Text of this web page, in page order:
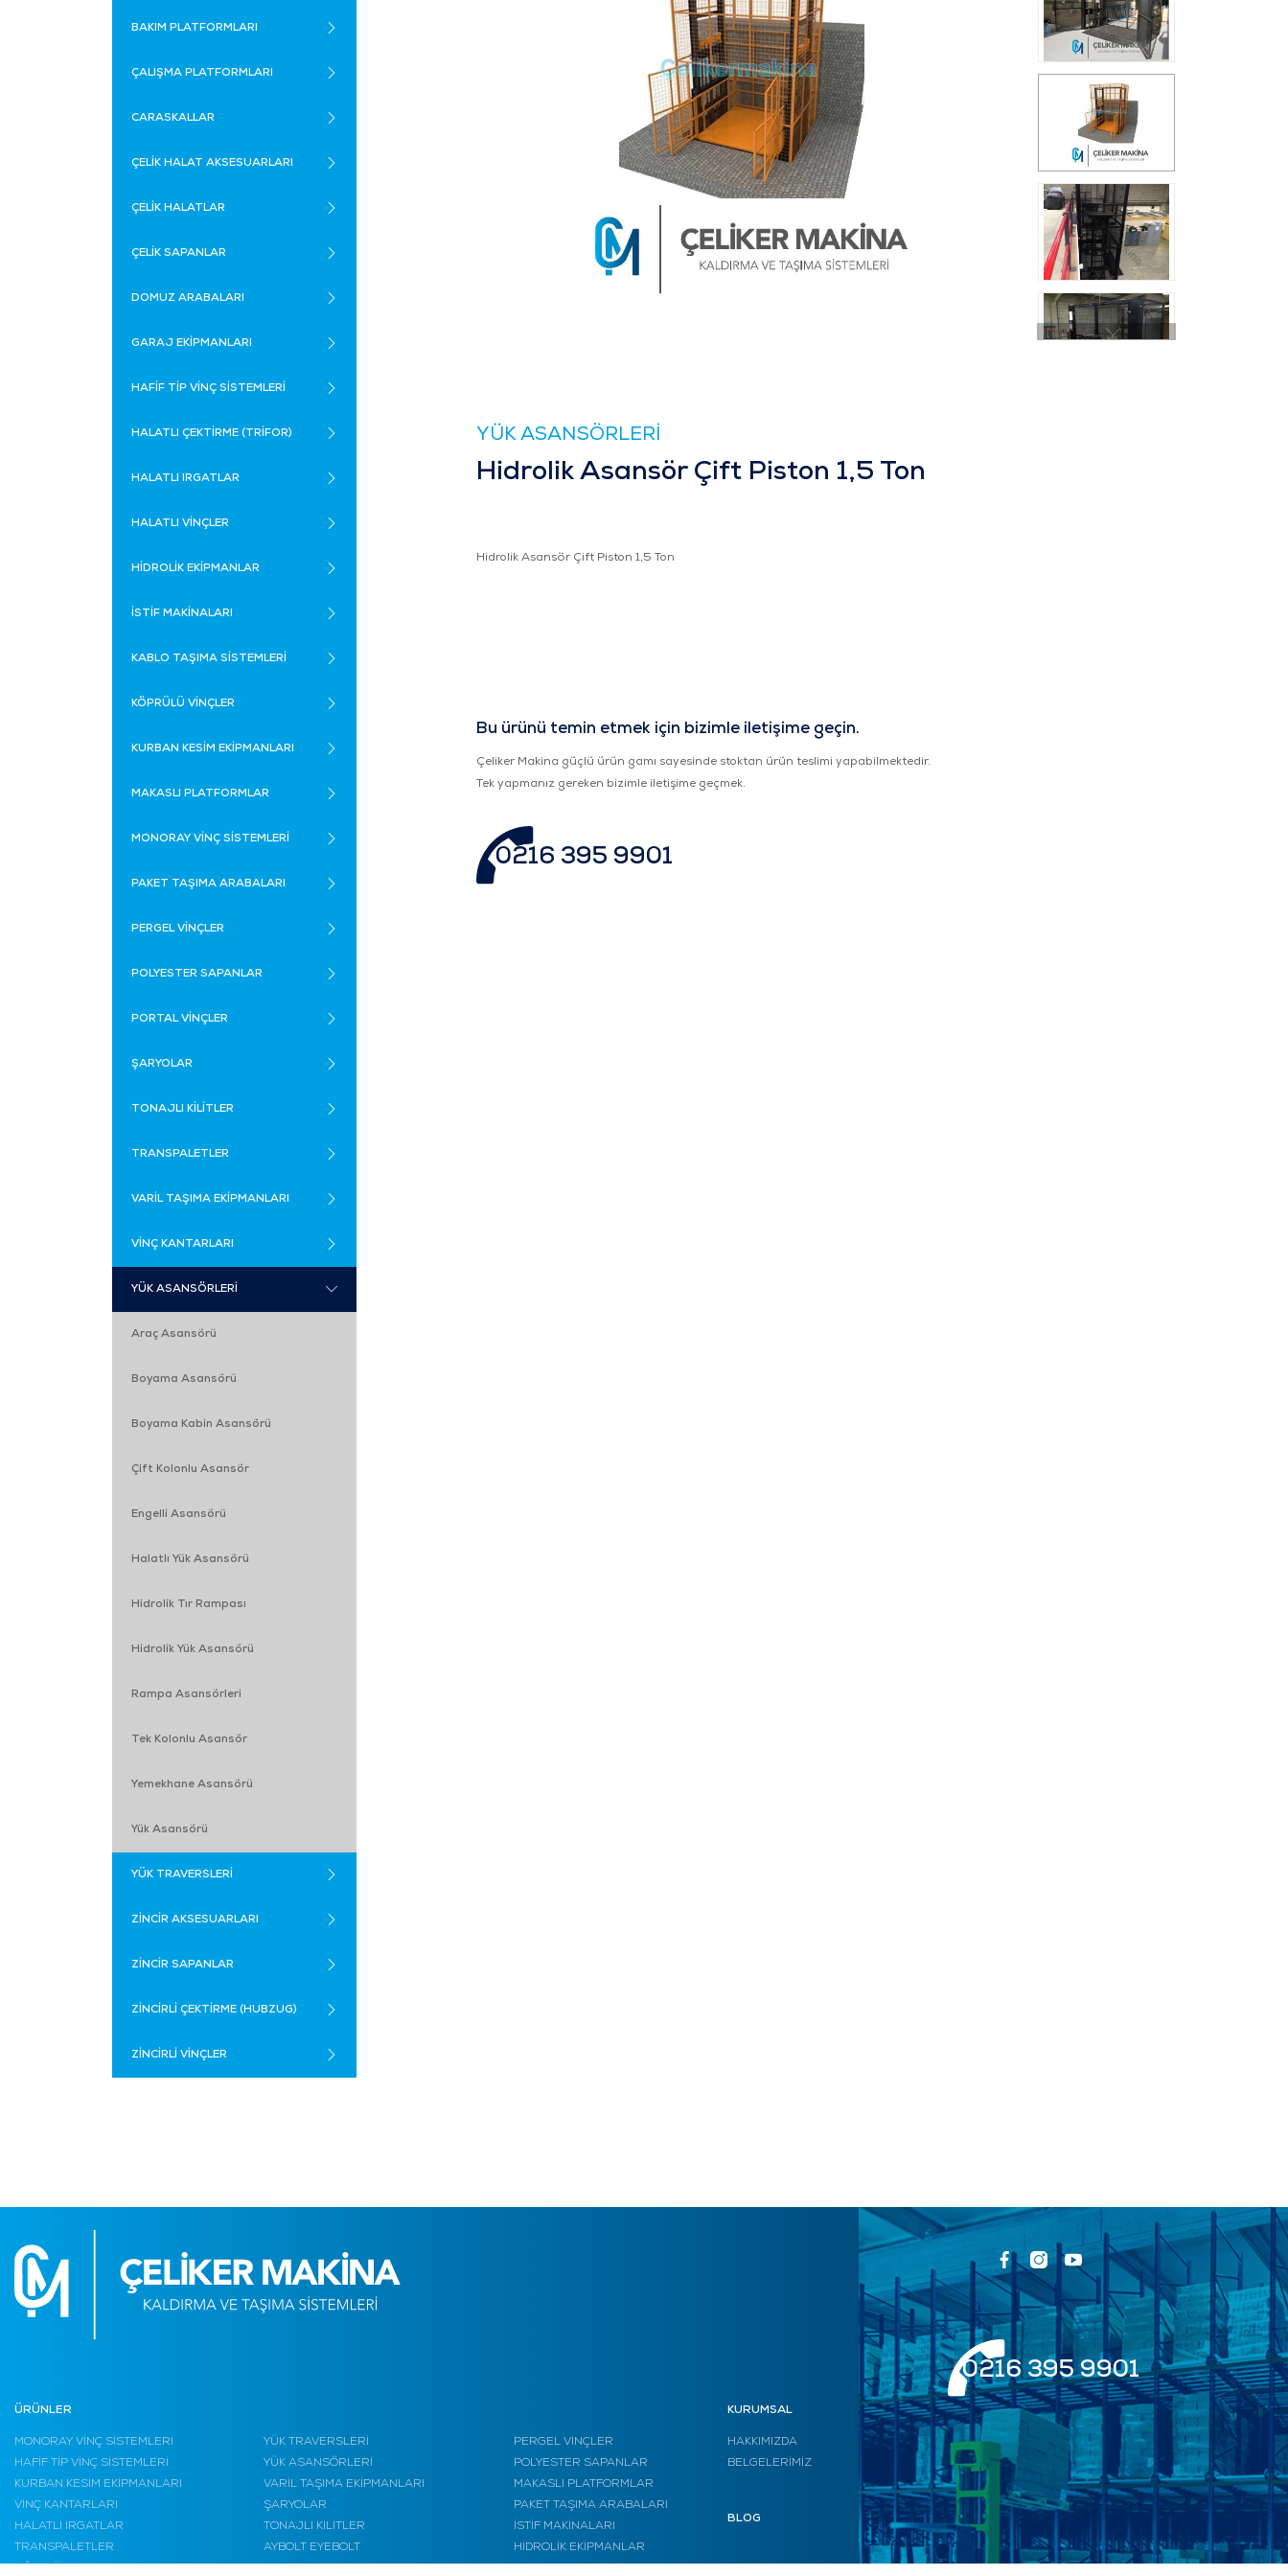
BAKIM PLATFORMLARI
ÇALIŞMA PLATFORMLARI
CARASKALLAR
ÇELİK HALAT AKSESUARLARI
ÇELİK HALATLAR
ÇELİK SAPANLAR
DOMUZ ARABALARI
GARAJ EKİPMANLARI
HAFİF TİP VİNÇ SİSTEMLERİ
HALATLI ÇEKTİRME (TRİFOR)
HALATLI IRGATLAR
HALATLI VİNÇLER
HİDROLİK EKİPMANLAR
İSTİF MAKİNALARI
KABLO TAŞIMA SİSTEMLERİ
KÖPRÜLÜ VİNÇLER
KURBAN KESİM EKİPMANLARI
MAKASLI PLATFORMLAR
MONORAY VİNÇ SİSTEMLERİ
PAKET TAŞIMA ARABALARI
PERGEL VİNÇLER
POLYESTER SAPANLAR
PORTAL VİNÇLER
ŞARYOLAR
TONAJLI KİLİTLER
TRANSPALETLER
VARİL TAŞIMA EKİPMANLARI
VİNÇ KANTARLARI
YÜK ASANSÖRLERİ
Araç Asansörü
Boyama Asansörü
Boyama Kabin Asansörü
Çift Kolonlu Asansör
Engelli Asansörü
Halatlı Yük Asansörü
Hidrolik Tır Rampası
Hidrolik Yük Asansörü
Rampa Asansörleri
Tek Kolonlu Asansör
Yemekhane Asansörü
Yük Asansörü
YÜK TRAVERSLERİ
ZİNCİR AKSESUARLARI
ZİNCİR SAPANLAR
ZİNCİRLİ ÇEKTİRME (HUBZUG)
ZİNCİRLİ VİNÇLER
YÜK ASANSÖRLERİ
Hidrolik Asansör Çift Piston 1,5 Ton
Hidrolik Asansör Çift Piston 1,5 Ton
Bu ürünü temin etmek için bizimle iletişime geçin.
Çeliker Makina güçlü ürün gamı sayesinde stoktan ürün teslimi yapabilmektedir.
Tek yapmanız gereken bizimle iletişime geçmek.
0216 395 9901
ÜRÜNLER
MONORAY VİNÇ SİSTEMLERİ
HAFİF TİP VİNÇ SİSTEMLERİ
KURBAN KESİM EKİPMANLARI
VİNÇ KANTARLARI
HALATLI IRGATLAR
TRANSPALETLER
YÜK TRAVERSLERİ
YÜK ASANSÖRLERİ
VARİL TAŞIMA EKİPMANLARI
ŞARYOLAR
TONAJLI KİLİTLER
AYBOLT EYEBOLT
PERGEL VİNÇLER
POLYESTER SAPANLAR
MAKASLI PLATFORMLAR
PAKET TAŞIMA ARABALARI
İSTİF MAKİNALARI
HİDROLİK EKİPMANLAR
KURUMSAL
HAKKIMIZDA
BELGELERİMİZ
BLOG
0216 395 9901